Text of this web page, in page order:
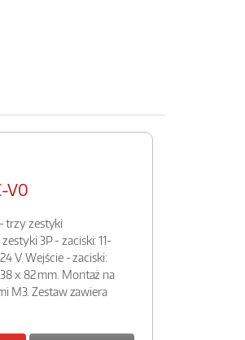
V0
trzy zestyki
3P - zaciski: 11-
V. Wejście - zaciski:
x 82 mm. Montaż na
M3. Zestaw zawiera